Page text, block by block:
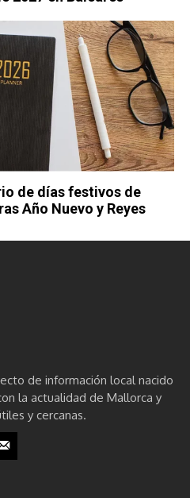
de días festivos de
Año Nuevo y Reyes
de información local nacido
la actualidad de Mallorca y
y cercanas.